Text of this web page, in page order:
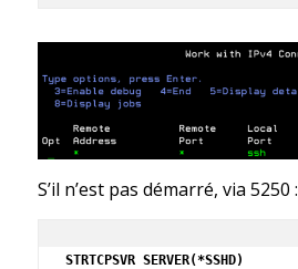
S’il n’est pas démarré, via 5250 :
STRTCPSVR SERVER(*SSHD)